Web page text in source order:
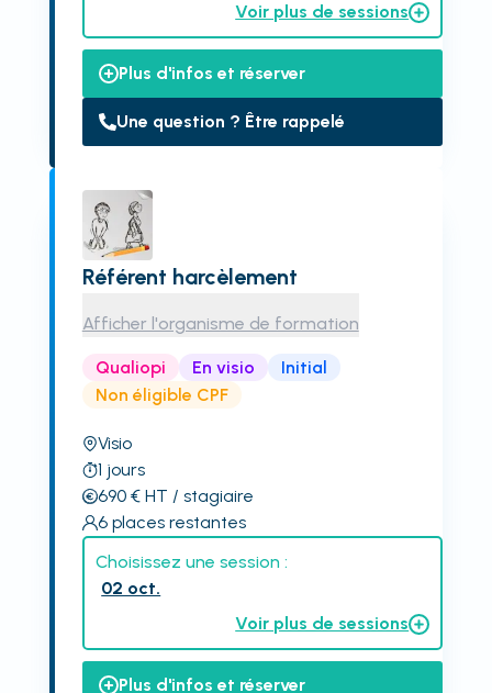
Voir plus de sessions
Plus d'infos et réserver
Une question ? Être rappelé
Référent harcèlement
Afficher l'organisme de formation
Qualiopi En visio
Initial
Non éligible CPF
Visio
1 jours
690€ HT / stagiaire
6 places restantes
Choisissez une session :
02 oct.
Voir plus de sessions
Plus d'infos et réserver